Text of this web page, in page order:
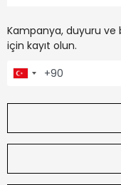
Kampanya, duyuru
için kayıt olun.